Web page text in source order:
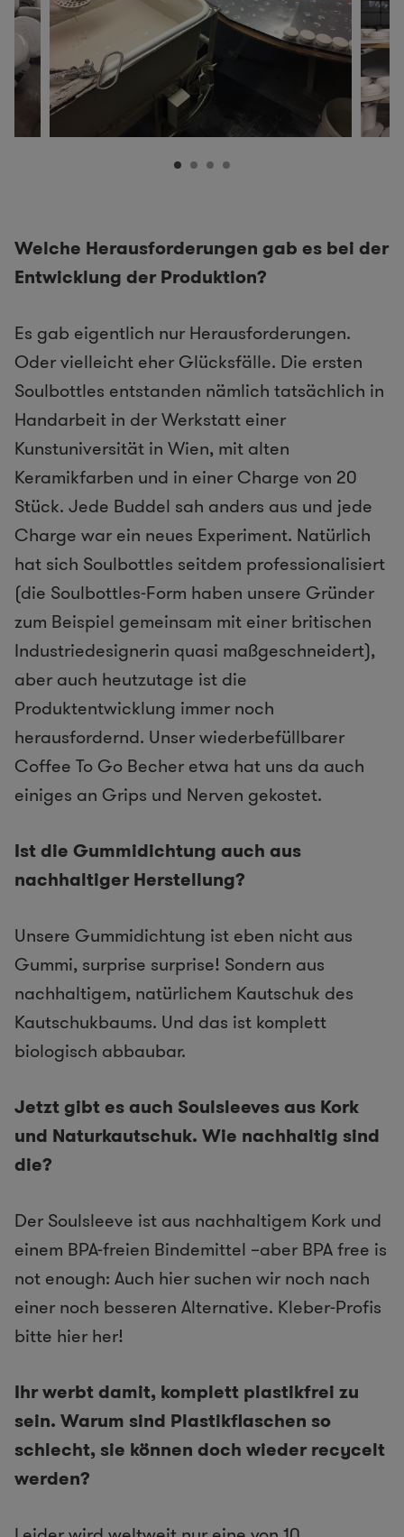
Welche Herausforderungen gab es bei der
Entwicklung der Produktion?
Es gab eigentlich nur Herausforderungen.
Oder vielleicht eher Glücksfälle. Die ersten
Soulbottles entstanden nämlich tatsächlich in
Handarbeit in der Werkstatt einer
Kunstuniversität in Wien, mit alten
Keramikfarben und in einer Charge von 20
Stück. Jede Buddel sah anders aus und jede
Charge war ein neues Experiment. Natürlich
hat sich Soulbottles seitdem professionalisiert
(die Soulbottles-Form haben unsere Gründer
zum Beispiel gemeinsam mit einer britischen
Industriedesignerin quasi maßgeschneidert),
aber auch heutzutage ist die
Produktentwicklung immer noch
herausfordernd. Unser wiederbefüllbarer
Coffee To Go Becher etwa hat uns da auch
einiges an Grips und Nerven gekostet.
Ist die Gummidichtung auch aus
nachhaltiger Herstellung?
Unsere Gummidichtung ist eben nicht aus
Gummi, surprise surprise! Sondern aus
nachhaltigem, natürlichem Kautschuk des
Kautschukbaums. Und das ist komplett
biologisch abbaubar.
Jetzt gibt es auch Soulsleeves aus Kork
und Naturkautschuk. Wie nachhaltig sind
die?
Der Soulsleeve ist aus nachhaltigem Kork und
einem BPA-freien Bindemittel –aber BPA free is
not enough: Auch hier suchen wir noch nach
einer noch besseren Alternative. Kleber-Profis
bitte hier her!
Ihr werbt damit, komplett plastikfrei zu
sein. Warum sind Plastikflaschen so
schlecht, sie können doch wieder recycelt
werden?